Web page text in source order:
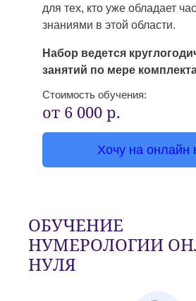
для тех, кто уже обладает
знаниями в этой области.
Набор ведется
занятий по мере
Стоимость обучения:
от 6 000 р.
Хочу на онлайн
ОБУЧЕНИЕ
НУМЕРОЛОГИИ
НУЛЯ